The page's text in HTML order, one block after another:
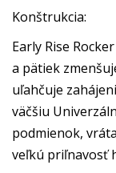
Konštrukcia:
Early Rise
a pätiek
uľahčuje
väčšiu
podmienok,
veľkú priľnavosť